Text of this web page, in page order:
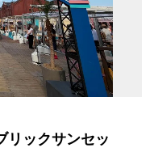
リックサンセッ